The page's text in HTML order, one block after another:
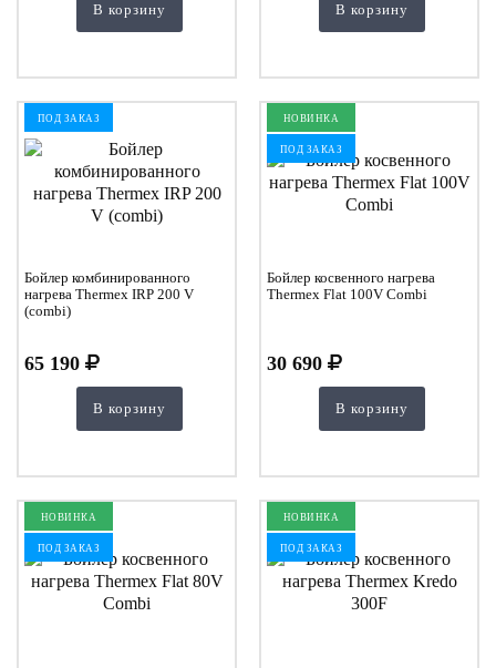
В корзину В корзину
ПОД ЗАКАЗ
Бойлер комбинированного
нагрева Thermex IRP 200 V
(combi)
65 190
В корзину
НОВИНКА
ПОД ЗАКАЗ
Бойлер косвенного нагрева
Thermex Flat 100V Combi
30 690
В корзину
НОВИНКА
ПОД ЗАКАЗ
НОВИНКА
ПОД ЗАКАЗ